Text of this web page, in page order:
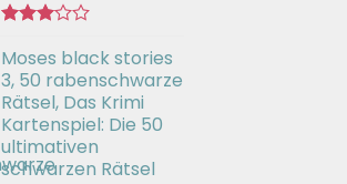
mit
3.02
von 5
Moses black stories
3, 50 rabenschwarze
Rätsel, Das Krimi
Kartenspiel: Die 50
ultimativen
schwarzen Rätsel